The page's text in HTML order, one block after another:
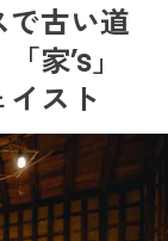
で古い道
家’s」
スト